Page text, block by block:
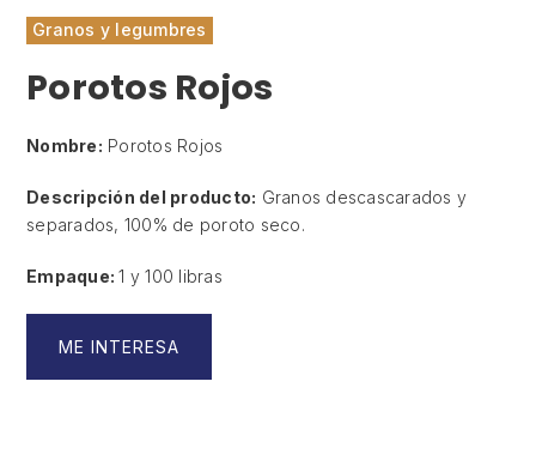
Granos y legumbres
Porotos Rojos
Nombre: Porotos Rojos
Descripción del producto: Granos descascarados y
separados, 100% de poroto seco.
Empaque:1 y 100 libras
ME INTERESA